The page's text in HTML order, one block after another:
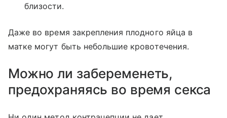
близости.
Даже во время закрепления плодного яйца в
матке могут быть небольшие кровотечения.
Можно ли забеременеть,
предохраняясь во время секса